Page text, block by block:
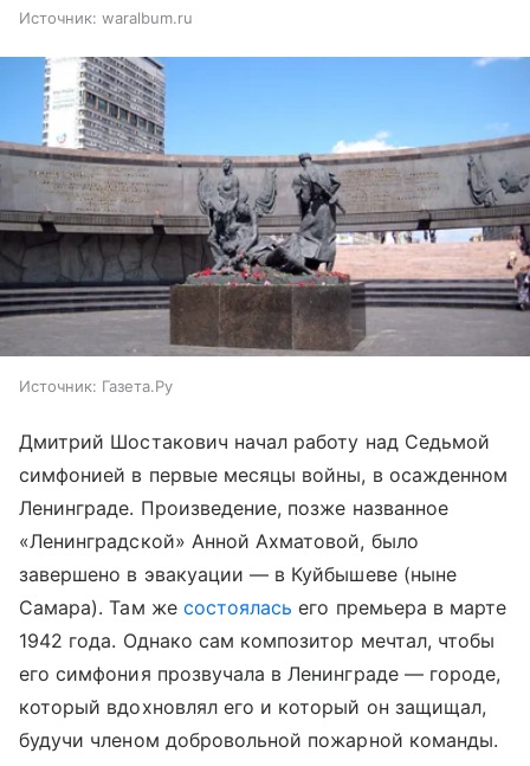
Источник: waralbum.ru
Источник: Газета.Ру
Дмитрий Шостакович начал работу над Седьмой
симфонией в первые месяцы войны, в осажденном
Ленинграде. Произведение, позже названное
«Ленинградской» Анной Ахматовой, было
завершено в эвакуации — в Куйбышеве (ныне
Самара). Там же состоялась его премьера в марте
1942 года. Однако сам композитор мечтал, чтобы
его симфония прозвучала в Ленинграде — городе,
который вдохновлял его и который он защищал,
будучи членом добровольной пожарной команды.